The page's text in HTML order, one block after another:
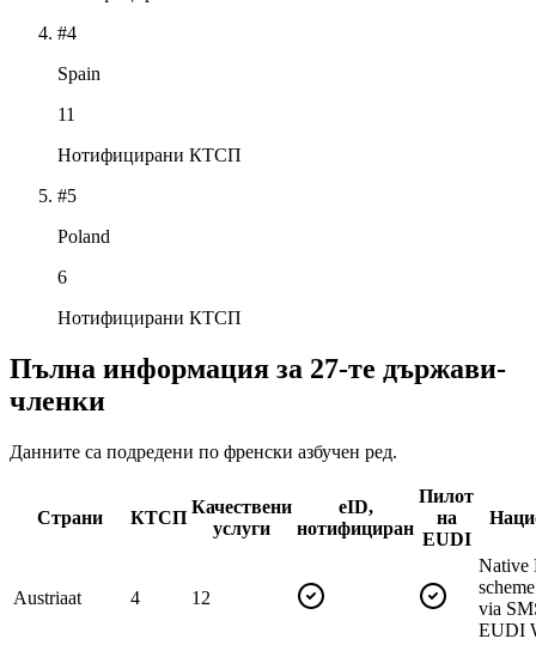
#4
Spain
11
Нотифицирани КТСП
#5
Poland
6
Нотифицирани КТСП
Пълна информация за 27-те държави-
членки
Данните са подредени по френски азбучен ред.
Страни КТСП
Качествени
услуги
eID,
нотифициран
Пилот
на
EUDI
Austriaat 4 12
Native
via
EUDI